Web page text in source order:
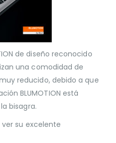
de diseño reconocido
una comodidad de
reducido, debido a que
BLUMOTION está
bisagra.
su excelente